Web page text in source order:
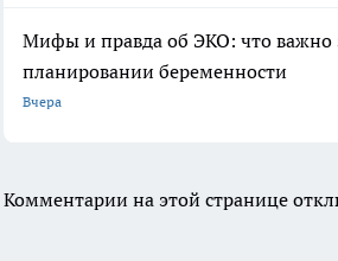
Мифы и правда об ЭКО: что важно
планировании беременности
Вчера
Комментарии на этой странице